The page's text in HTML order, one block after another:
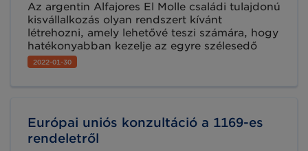
Az argentin Alfajores El Molle családi tulajdonú
kisvállalkozás olyan rendszert kívánt
létrehozni, amely lehetővé teszi számára, hogy
hatékonyabban kezelje az egyre szélesedő
termékpalettáját. A vállalat GS1 szabványokon
alapuló, megbízható nyomonkövetési
2022-01-30
Európai uniós konzultáció a 1169-es
rendeletről